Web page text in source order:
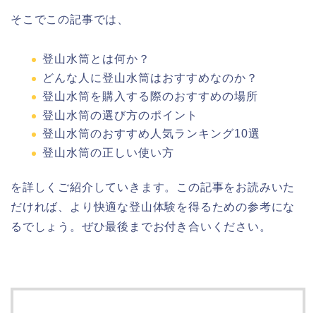
そこでこの記事では、
登山水筒とは何か？
どんな人に登山水筒はおすすめなのか？
登山水筒を購入する際のおすすめの場所
登山水筒の選び方のポイント
登山水筒のおすすめ人気ランキング10選
登山水筒の正しい使い方
を詳しくご紹介していきます。この記事をお読みいた
だければ、より快適な登山体験を得るための参考にな
るでしょう。ぜひ最後までお付き合いください。